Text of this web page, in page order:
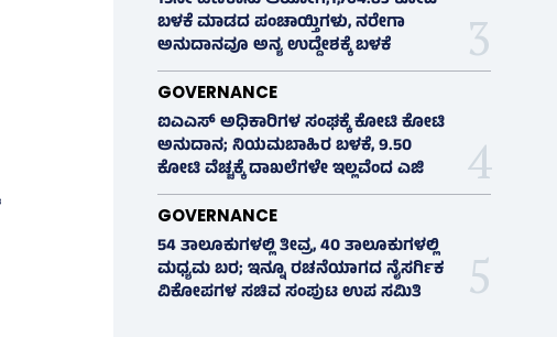
ಬಳಕೆ ಮಾಡದ ಪಂಚಾಯ್ತಿಗಳು, ನರೇಗಾ
ಅನುದಾನವೂ ಅನ್ಯ ಉದ್ದೇಶಕ್ಕೆ ಬಳಕೆ
GOVERNANCE
ಐಎಎಸ್‌ ಅಧಿಕಾರಿಗಳ ಸಂಘಕ್ಕೆ ಕೋಟಿ ಕೋಟಿ
ಅನುದಾನ; ನಿಯಮಬಾಹಿರ ಬಳಕೆ, 9.50
ಕೋಟಿ ವೆಚ್ಚಕ್ಕೆ ದಾಖಲೆಗಳೇ ಇಲ್ಲವೆಂದ ಎಜಿ
GOVERNANCE
54 ತಾಲೂಕುಗಳಲ್ಲಿ ತೀವ್ರ, 40 ತಾಲೂಕುಗಳಲ್ಲಿ
ಮಧ್ಯಮ ಬರ; ಇನ್ನೂ ರಚನೆಯಾಗದ ನೈಸರ್ಗಿಕ
ವಿಕೋಪಗಳ ಸಚಿವ ಸಂಪುಟ ಉಪ ಸಮಿತಿ